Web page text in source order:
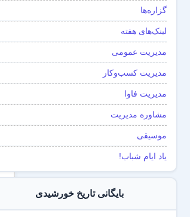
گزاره‌ها
لینک‌های هفته
مدیریت عمومی
مدیریت کسب‌و‌کار
مدیریت فاوا
مشاوره مدیریت
موسیقی
یاد ایام شباب!
بایگانی تاریخ خورشیدی